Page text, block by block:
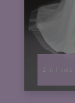
2 in 1 kurz